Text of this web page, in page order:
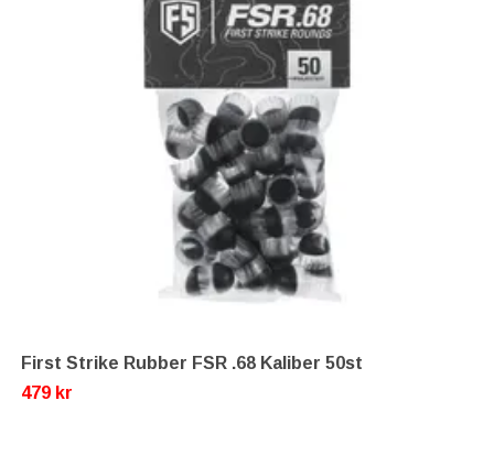
First Strike Rubber FSR .68 Kaliber 50st
479 kr